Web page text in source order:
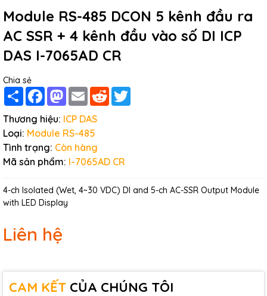
Module RS-485 DCON 5 kênh đầu ra
AC SSR + 4 kênh đầu vào số DI ICP
DAS I-7065AD CR
Chia sẻ
Share FacebookMastodon
Email Reddit
Thương hiệu: ICP DAS
Loại: Module RS-485
Tình trạng: Còn hàng
Mã sản phẩm: I-7065AD CR
4-ch Isolated (Wet, 4~30 VDC) DI and 5-ch AC-SSR Output Module
with LED Display
Liên hệ
CAM KẾT CỦA CHÚNG TÔI